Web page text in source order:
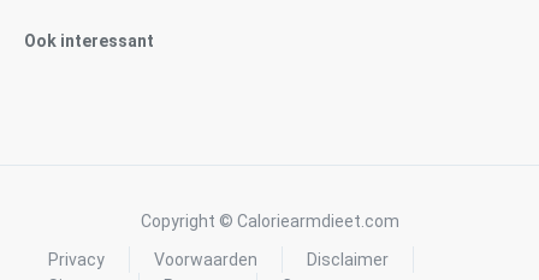
Ook interessant
Copyright © Caloriearmdieet.com
Privacy
Voorwaarden
Disclaimer